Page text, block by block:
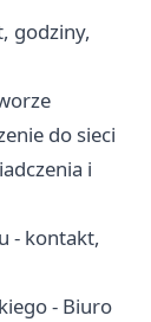
godziny,
do sieci
i
- kontakt,
- Biuro